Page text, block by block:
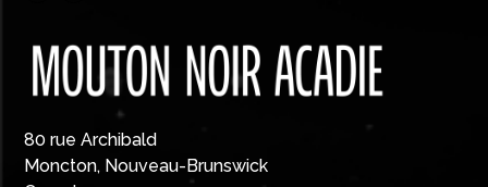
80 rue Archibald
Moncton, Nouveau-Brunswick